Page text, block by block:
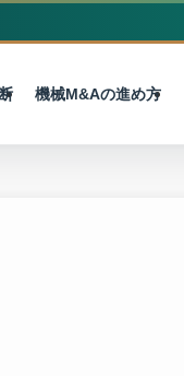
機械M&Aの進め方